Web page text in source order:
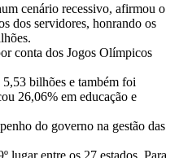
cenário recessivo, afirmou o
dos servidores, honrando os
conta dos Jogos Olímpicos
bilhões e também foi
26,06% em educação e
do governo na gestão das
lugar entre os 27 estados. Para